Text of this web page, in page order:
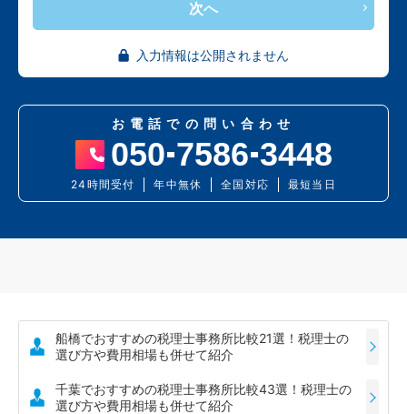
次へ
入力情報は公開されません
お電話での問い合わせ
050 7586 3448
24時間受付 年中無休 全国対応 最短当日
船橋でおすすめの税理士事務所比較21選！税理士の
選び方や費用相場も併せて紹介
千葉でおすすめの税理士事務所比較43選！税理士の
選び方や費用相場も併せて紹介